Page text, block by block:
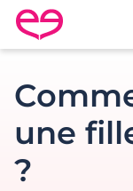
Rencontre en
une
?